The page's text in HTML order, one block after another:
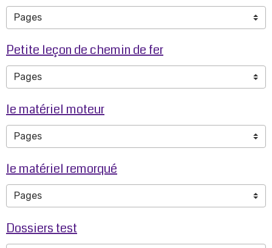
Petite leçon de chemin de fer
le matériel moteur
le matériel remorqué
Dossiers test